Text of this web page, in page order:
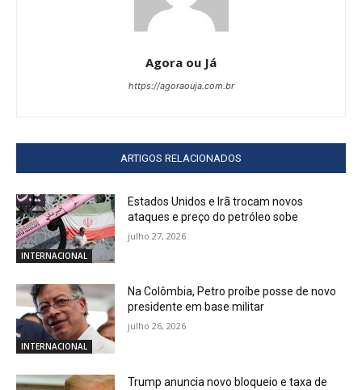
Agora ou Já
https://agoraouja.com.br
ARTIGOS RELACIONADOS
INTERNACIONAL
Estados Unidos e Irã trocam novos
ataques e preço do petróleo sobe
julho 27, 2026
INTERNACIONAL
Na Colômbia, Petro proíbe posse de novo
presidente em base militar
julho 26, 2026
Trump anuncia novo bloqueio e taxa de